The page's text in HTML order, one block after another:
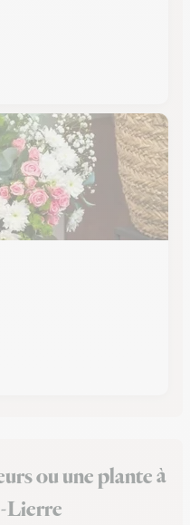
ou une plante à
Lierre